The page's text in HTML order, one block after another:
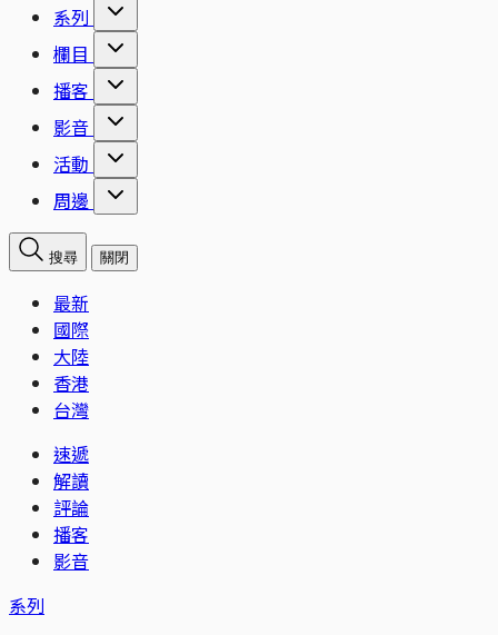
系列
欄目
播客
影音
活動
周邊
搜尋 關閉
最新
國際
大陸
香港
台灣
速遞
解讀
評論
播客
影音
系列